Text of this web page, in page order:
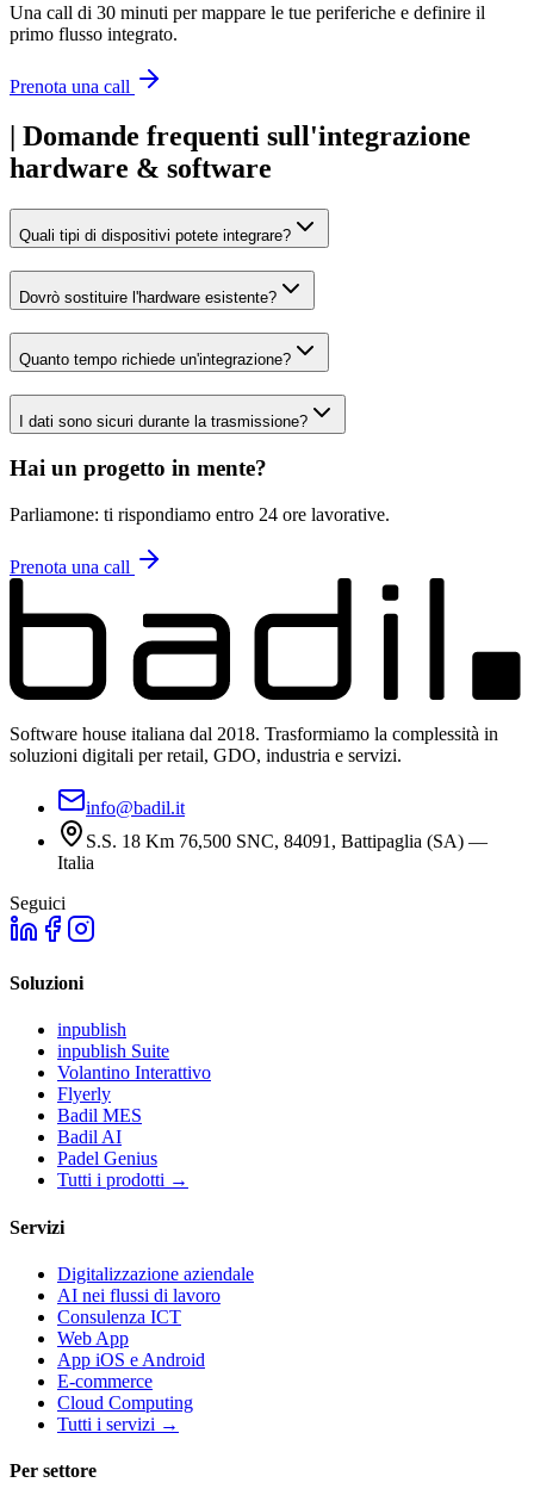
Una call di 30 minuti per mappare le tue periferiche e definire il
primo flusso integrato.
Prenota una call
Domande frequenti sull'integrazione
hardware & software
Quali tipi di dispositivi potete integrare?
Dovrò sostituire l'hardware esistente?
Quanto tempo richiede un'integrazione?
I dati sono sicuri durante la trasmissione?
Hai un progetto in mente?
Parliamone: ti rispondiamo entro 24 ore lavorative.
Prenota una call
Software house italiana dal 2018. Trasformiamo la complessità in
soluzioni digitali per retail, GDO, industria e servizi.
info@badil.it
S.S. 18 Km 76,500 SNC, 84091, Battipaglia (SA) —
Italia
Seguici
Soluzioni
inpublish
inpublish Suite
Volantino Interattivo
Flyerly
Badil MES
Badil AI
Padel Genius
Tutti i prodotti →
Servizi
Digitalizzazione aziendale
AI nei flussi di lavoro
Consulenza ICT
Web App
App iOS e Android
E-commerce
Cloud Computing
Tutti i servizi →
Per settore